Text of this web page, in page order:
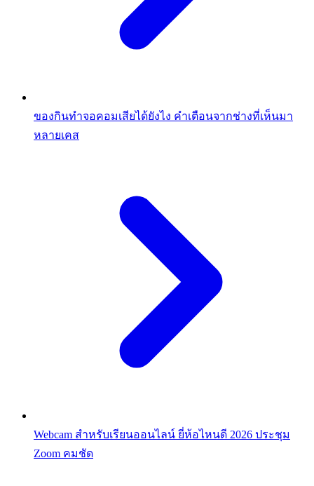
ของกินทำจอคอมเสียได้ยังไง คำเตือนจากช่างที่เห็นมา
หลายเคส
Webcam สำหรับเรียนออนไลน์ ยี่ห้อไหนดี 2026 ประชุม
Zoom คมชัด